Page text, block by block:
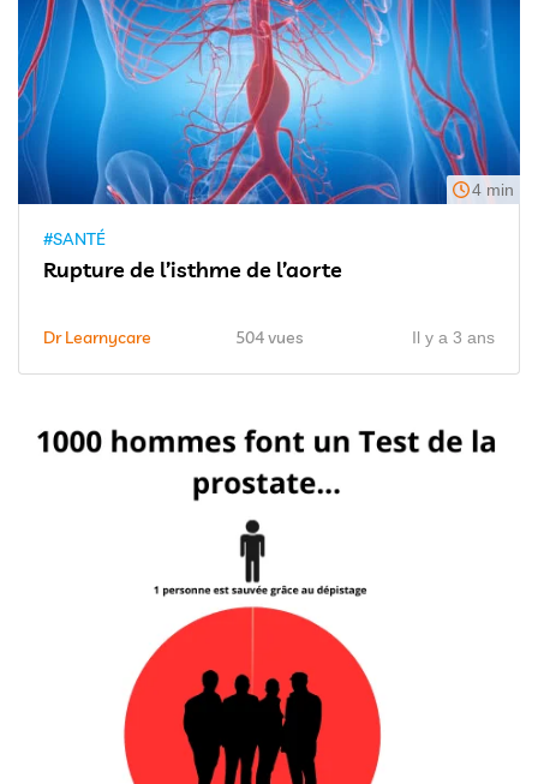
4 min
#SANTÉ
Rupture de l’isthme de l’aorte
Dr Learnycare 504 vues Il y a 3 ans